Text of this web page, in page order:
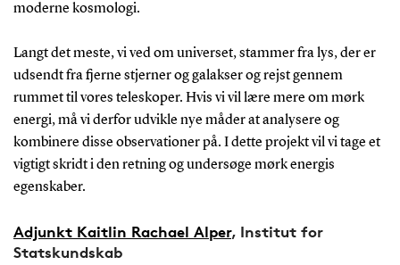
moderne kosmologi.
Langt det meste, vi ved om universet, stammer fra lys, der er
udsendt fra fjerne stjerner og galakser og rejst gennem
rummet til vores teleskoper. Hvis vi vil lære mere om mørk
energi, må vi derfor udvikle nye måder at analysere og
kombinere disse observationer på. I dette projekt vil vi tage et
vigtigt skridt i den retning og undersøge mørk energis
egenskaber.
Adjunkt Kaitlin Rachael Alper, Institut for
Statskundskab